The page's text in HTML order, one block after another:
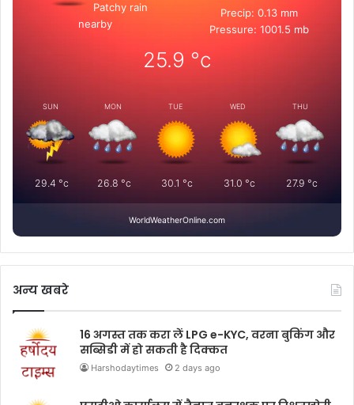
Patchy rain
nearby
Precip: 0.13 mm
Pressure: 1001.5 mb
25.9 °c
SUN
29.4 °c
MON
26.8 °c
TUE
30.1 °c
WED
31.0 °c
THU
27.9 °c
WorldWeatherOnline.com
अन्य खबरे
16 अगस्त तक करा लें LPG e-KYC, वरना बुकिंग और
सब्सिडी में हो सकती है दिक्कत
Harshodaytimes 2 days ago